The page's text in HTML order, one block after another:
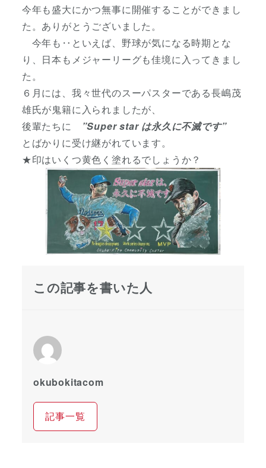
今年も盛大にかつ無事に開催することができまし
た。ありがとうございました。
今年も‥といえば、野球が気になる時期とな
り、日本もメジャーリーグも佳境に入ってきまし
た。
６月には、我々世代のスーパスターである長嶋茂
雄氏が鬼籍に入られましたが、
後輩たちに
”Super star は永久に不滅です”
とばかりに受け継がれています。
★印はいくつ黄色く塗れるでしょうか？
この記事を書いた人
okubokitacom
記事一覧